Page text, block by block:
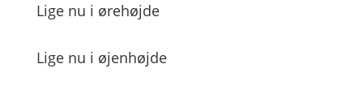
Lige nu i ørehøjde
Lige nu i øjenhøjde